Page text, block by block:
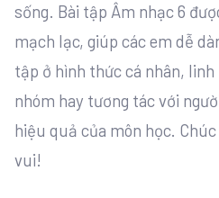
sống. Bài tập Âm nhạc 6
mạch lạc, giúp các em dễ
tập ở hình thức cá nhân,
nhóm hay tương tác với
hiệu quả của môn học.
vui!